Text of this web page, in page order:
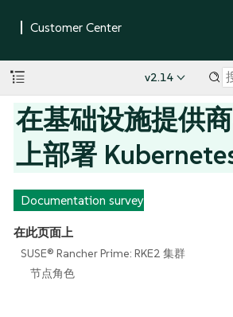
v2.14
在基础设施提供
上部署
Documentation survey
在此页面上
SUSE® Rancher Prime: RKE2 集群
节点角色